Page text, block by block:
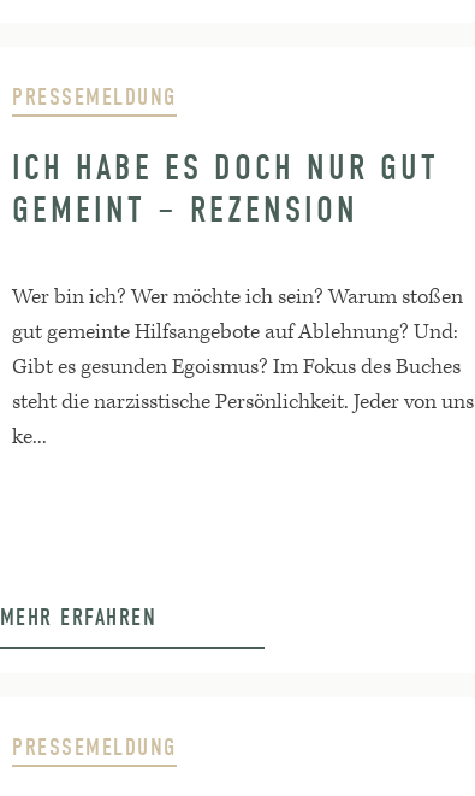
PRESSEMELDUNG
ICH HABE ES DOCH NUR GUT
GEMEINT – REZENSION
Wer bin ich? Wer möchte ich sein? Warum stoßen
gut gemeinte Hilfsangebote auf Ablehnung? Und:
Gibt es gesunden Egoismus? Im Fokus des Buches
steht die narzisstische Persönlichkeit. Jeder von uns
ke...
MEHR ERFAHREN
PRESSEMELDUNG